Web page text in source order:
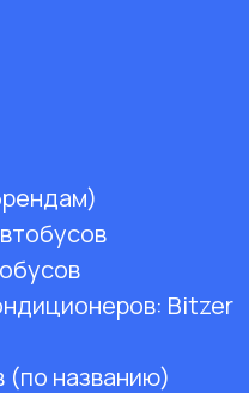
Bitzer
(по названию)